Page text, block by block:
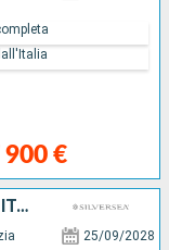
900 €
SLOVENIA, CROAZIA, MONTENEGRO, ITALIA, FRANCIA
25/09/2028